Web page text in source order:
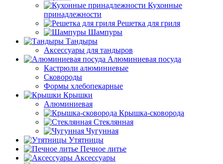
Кухонные
принадлежности
Решетка для гриля
Шампуры
Тандыры
Аксессуары для тандыров
Алюминиевая посуда
Кастрюли алюминиевые
Сковороды
Формы хлебопекарные
Крышки
Алюминиевая
Крышка-сковорода
Стеклянная
Чугунная
Утятницы
Печное литье
Аксессуары